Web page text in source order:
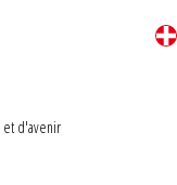
d'avenir